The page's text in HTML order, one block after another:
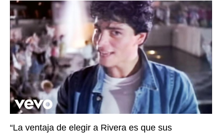
“La ventaja de elegir a Rivera es que sus